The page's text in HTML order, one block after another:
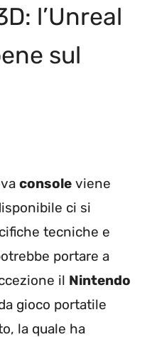
l’Unreal
sul
console viene
ci si
tecniche e
portare a
il Nintendo
gioco portatile
la quale ha